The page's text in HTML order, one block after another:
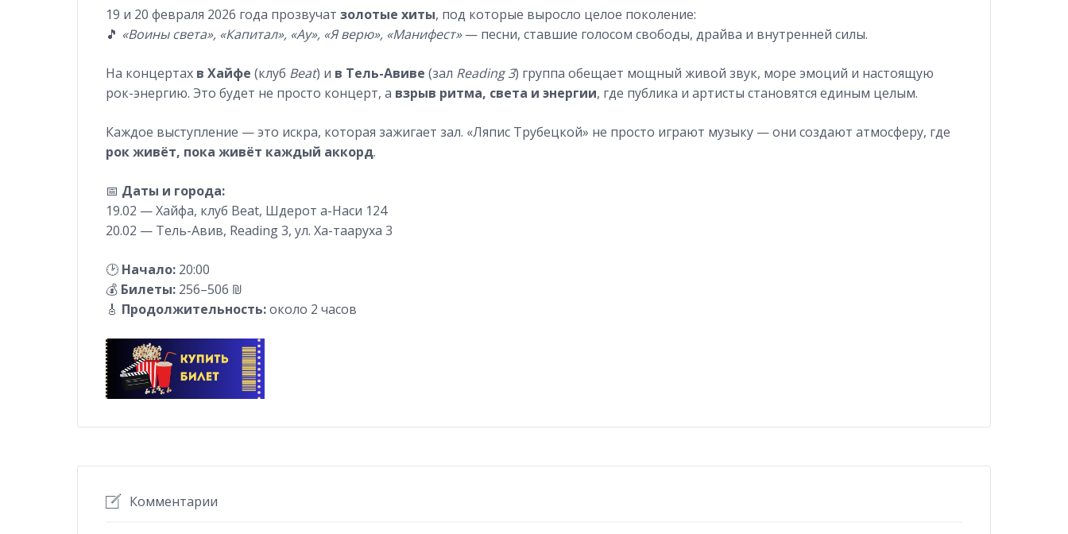
19 и 20 февраля 2026 года прозвучат золотые хиты, под которые выросло целое поколение:
🎵 «Воины света», «Капитал», «Ау», «Я верю», «Манифест»— песни, ставшие голосом свободы, драйва и внутренней силы.
На концертах в Хайфе (клуб Beat) и в Тель-Авиве (зал Reading 3) группа обещает мощный живой звук, море эмоций и настоящую
рок-энергию. Это будет не просто концерт, а взрыв ритма, света и энергии, где публика и артисты становятся единым целым.
Каждое выступление — это искра, которая зажигает зал. «Ляпис Трубецкой» не просто играют музыку — они создают атмосферу, где
рок живёт, пока живёт каждый аккорд.
📅 Даты и города:
19.02 — Хайфа, клуб Beat, Шдерот а-Наси 124
20.02 — Тель-Авив, Reading 3, ул. Ха-тааруха 3
🕑 Начало: 20:00
💰 Билеты: 256–506 ₪
🎸 Продолжительность:около 2 часов
Комментарии